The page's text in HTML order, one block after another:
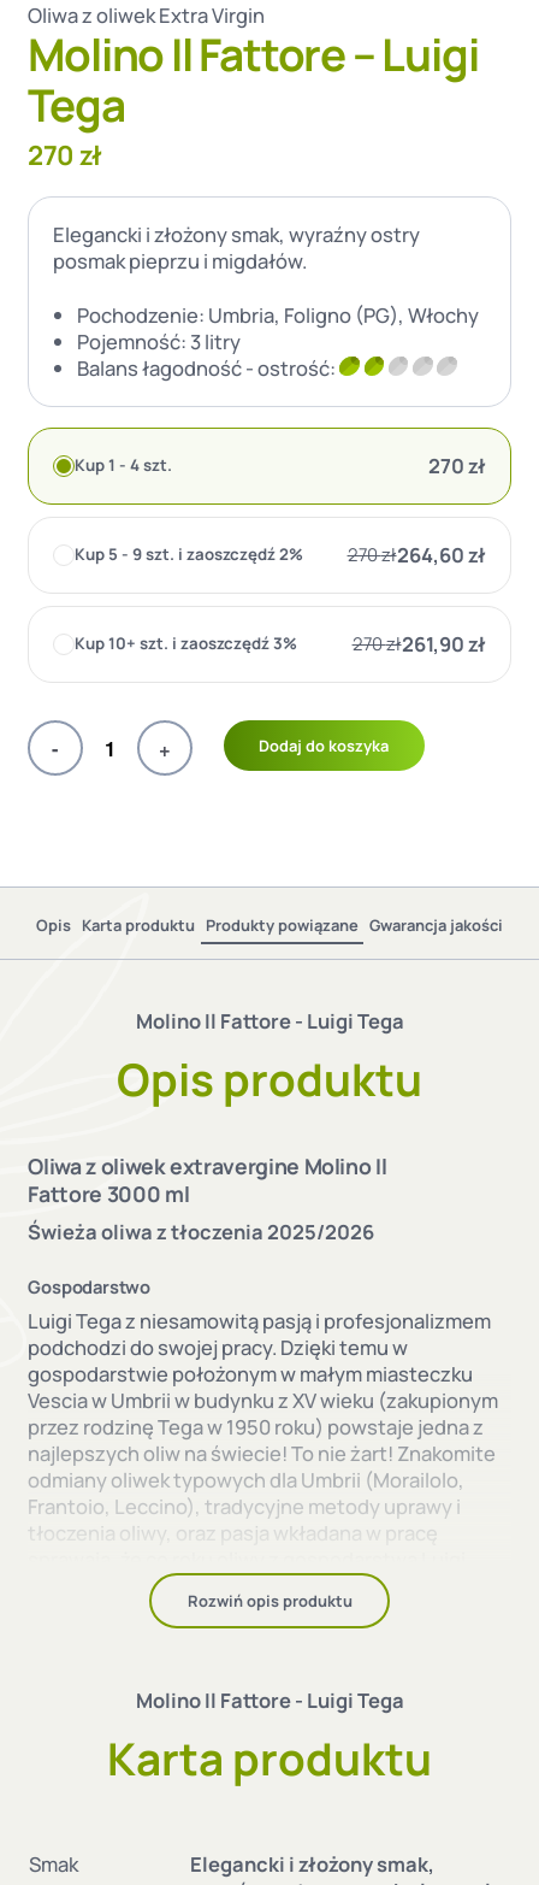
Oliwa z oliwek Extra Virgin
Molino Il Fattore – Luigi
Tega
270 zł
Elegancki i złożony smak, wyraźny ostry
posmak pieprzu i migdałów.
Pochodzenie: Umbria, Foligno (PG), Włochy
Pojemność: 3 litry
Balans łagodność - ostrość:
Kup 1 - 4 szt. 270zł
Kup 5 - 9 szt. i zaoszczędź 2% 270zł264,60zł
Kup 10+ szt. i zaoszczędź 3% 270zł261,90zł
ilość
Luigi
Tega
- + Dodaj do koszyka
Opis Karta produktu Produkty powiązane Gwarancja jakości
Molino Il Fattore - Luigi Tega
Opis produktu
Oliwa z oliwek extravergine Molino Il
Fattore 3000 ml
Świeża oliwa z tłoczenia 2025/2026
Gospodarstwo
Luigi Tega z niesamowitą pasją i profesjonalizmem
podchodzi do swojej pracy. Dzięki temu w
gospodarstwie położonym w małym miasteczku
Vescia w Umbrii w budynku z XV wieku (zakupionym
przez rodzinę Tega w 1950 roku) powstaje jedna z
najlepszych oliw na świecie! To nie żart! Znakomite
odmiany oliwek typowych dla Umbrii (Morailolo,
Frantoio, Leccino), tradycyjne metody uprawy i
tłoczenia oliwy, oraz pasja wkładana w pracę
Tega zostają wyróżnione przez smakoszy i
degustatorów w wielu konkursach i przeglądach.
ręcznie w drugiej i trzeciej dekadzie października.
Oliwa z oliwek Lirys Monocultivar to jedna z
najlepszych włoskich oliw z oliwek extravergine, a
na pewno wizytówka Umbrii. W 2011 roku oliwa ta
światowe oliwy.
Rozwiń opis produktu
Molino Il Fattore - Luigi Tega
Karta produktu
Smak
Elegancki i złożony smak,